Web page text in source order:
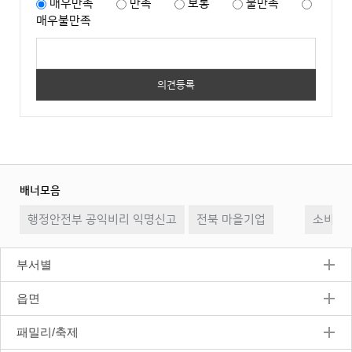
매우만족 만족 보통
불만족
매우불만족
배너모음
시
지
음
행정안전부 공익비리 익명신고 전북 마을기업 소비자
부서별
읍면
패밀리/축제